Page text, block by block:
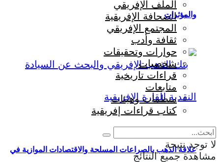
والمؤثرات
علاقة الذهب بالصراعات المسلحة والاقتصادات الموازية في
الملف الإفريقي
الصحافة الإفريقية
المجتمع الإفريقي
ثقافة وأدب
حوارات وتحقيقات
شخصيات
قراءات تاريخية
متابعات
منظمات وهيئات
كتاب قراءات إفريقية
لا توجد نتيجة
مشاهدة جميع النتائج